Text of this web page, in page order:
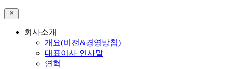
회사소개
개요(비전&경영방침)
대표이사 인사말
연혁